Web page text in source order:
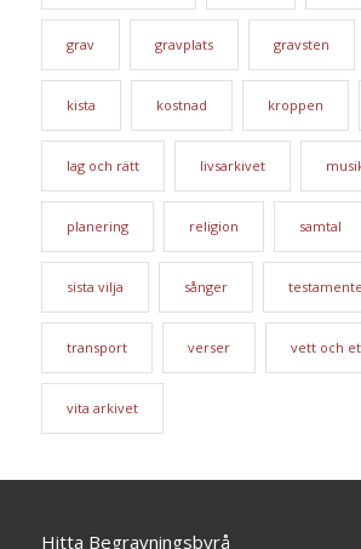
grav gravplats gravsten
kista kostnad kroppen
lag och rätt livsarkivet
planering religion samtal
sista vilja sånger testamente
transport verser vett och
vita arkivet
Hitta Begravningsbyrå